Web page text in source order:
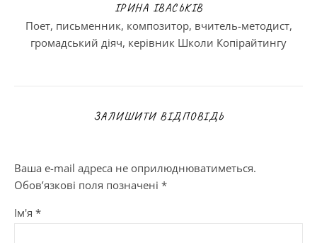
ІРИНА ІВАСЬКІВ
Поет, письменник, композитор, вчитель-методист,
громадський діяч, керівник Школи Копірайтингу
ЗАЛИШИТИ ВІДПОВІДЬ
Ваша e-mail адреса не оприлюднюватиметься.
Обов’язкові поля позначені *
Ім'я *